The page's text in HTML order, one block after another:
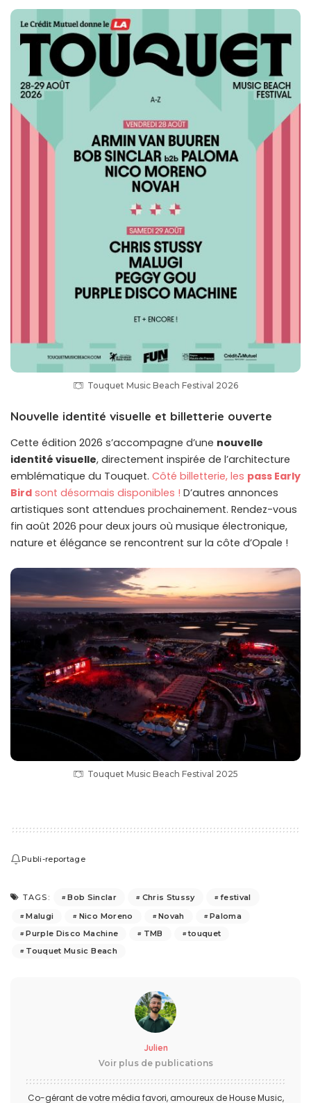
Touquet Music Beach Festival 2026
Nouvelle identité visuelle et billetterie ouverte
Cette édition 2026 s’accompagne d’une nouvelle
identité visuelle, directement inspirée de l’architecture
emblématique du Touquet. Côté billetterie, les pass Early
Bird sont désormais disponibles ! D’autres annonces
artistiques sont attendues prochainement. Rendez-vous
fin août 2026 pour deux jours où musique électronique,
nature et élégance se rencontrent sur la côte d’Opale !
Touquet Music Beach Festival 2025
Publi-reportage
TAGS: Bob Sinclar Chris Stussy
festival
Malugi
Nico Moreno Novah
Paloma
Purple Disco Machine
TMB
touquet
Touquet Music Beach
Julien
Voir plus de publications
Co-gérant de votre média favori, amoureux de House Music,